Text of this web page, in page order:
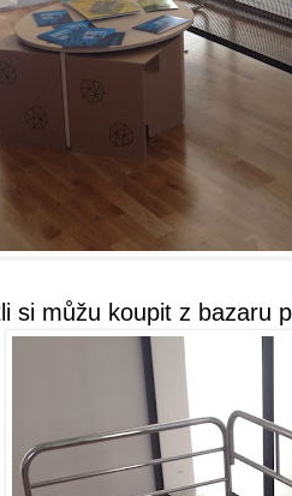
si můžu koupit z bazaru